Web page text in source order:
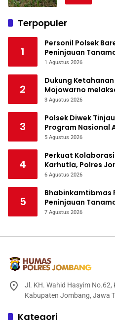
Terpopuler
1
Personil Polsek
Peninjauan
Ketahanan Pangan
1 Agustus 2026
2
Dukung
Mojowarno
Tanaman Jagung
3 Agustus 2026
3
Polsek Diwek
Program Nasional
5 Agustus 2026
4
Perkuat
Karhutla, Polres
Bencana
6 Agustus 2026
5
Bhabinkamtibmas
Peninjauan
Mendukung
7 Agustus 2026
Jl. KH. Wahid Hasyim No.62,
Kabupaten Jombang, Jawa
Kategori